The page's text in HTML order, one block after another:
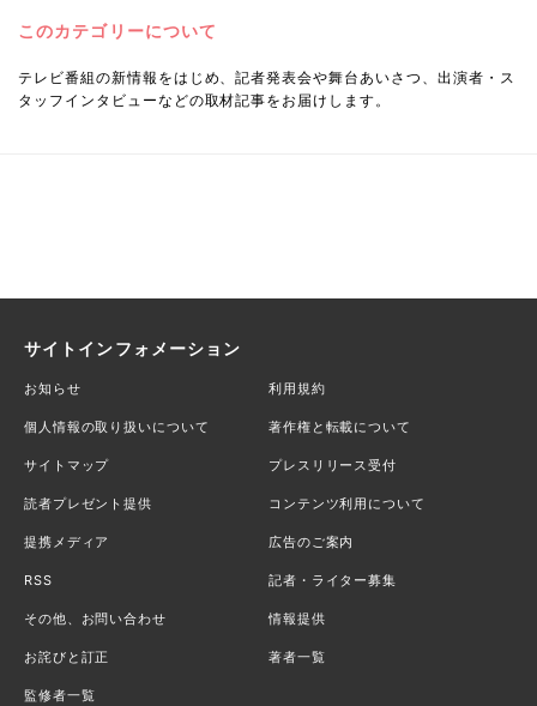
このカテゴリーについて
テレビ番組の新情報をはじめ、記者発表会や舞台あいさつ、出演者・ス
タッフインタビューなどの取材記事をお届けします。
サイトインフォメーション
お知らせ 利用規約
個人情報の取り扱いについて 著作権と転載について
サイトマップ プレスリリース受付
読者プレゼント提供 コンテンツ利用について
提携メディア 広告のご案内
RSS 記者・ライター募集
その他、お問い合わせ 情報提供
お詫びと訂正 著者一覧
監修者一覧